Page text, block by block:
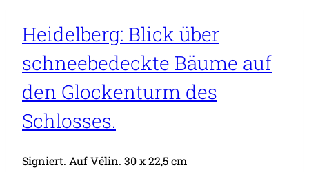
Teile
von
mit
der
Heidelberg: Blick über
schneebedeckte Bäume auf
den Glockenturm des
Schlosses.
Signiert. Auf Vélin. 30 x 22,5 cm